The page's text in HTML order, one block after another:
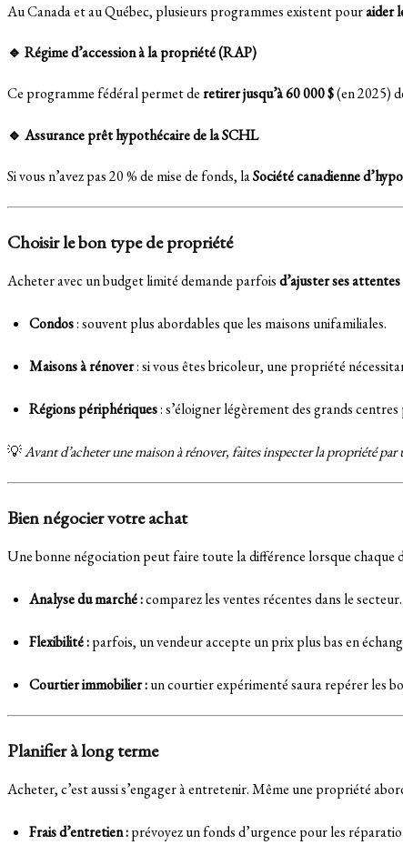
Au Canada et au Québec, plusieurs programmes existent pouraider
🔹 Régime d’accession à la propriété (RAP)
Ce programme fédéral permet deretirer jusqu’à 60 000 $(en 2025)
🔹 Assurance prêt hypothécaire de la SCHL
Si vous n’avez pas 20 % de mise de fonds, laSociété canadienne
Choisir le bon type de propriété
Acheter avec un budget limité demande parfoisd’ajuster ses attentes
Condos: souvent plus abordables que les maisons unifamiliales.
Maisons à rénover: si vous êtes bricoleur, une propriété
Régions périphériques: s’éloigner légèrement des grands
💡Avant d’acheter une maison à rénover, faites inspecter la propriété
Bien négocier votre achat
Une bonne négociation peut faire toute la différence lorsque chaque
Analyse du marché :comparez les ventes récentes dans le secteur.
Flexibilité :parfois, un vendeur accepte un prix plus bas en
Courtier immobilier :un courtier expérimenté saura repérer les
Planifier à long terme
Acheter, c’est aussi s’engager à entretenir. Même une propriété
Frais d’entretien :prévoyez un fonds d’urgence pour les